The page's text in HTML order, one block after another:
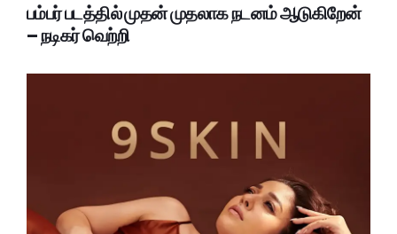
பம்பர் படத்தில் முதன் முதலாக நடனம் ஆடுகிறேன்
– நடிகர் வெற்றி